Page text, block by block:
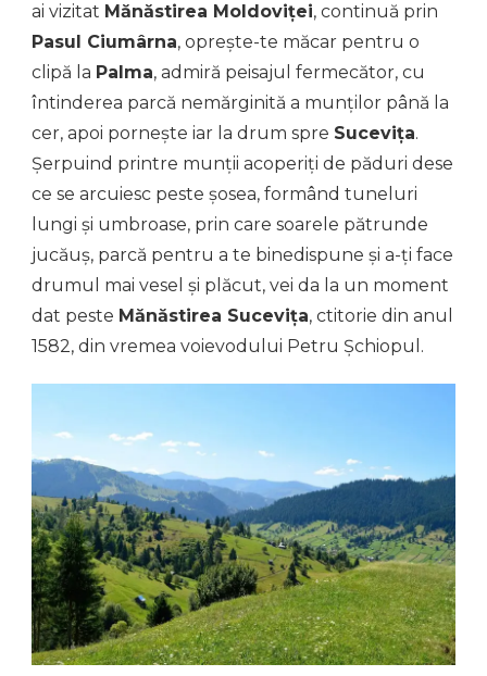
ai vizitat Mănăstirea Moldoviței, continuă prin
Pasul Ciumârna, oprește-te măcar pentru o
clipă la Palma, admiră peisajul fermecător, cu
întinderea parcă nemărginită a munților până la
cer, apoi pornește iar la drum spre Sucevița.
Șerpuind printre munții acoperiți de păduri dese
ce se arcuiesc peste șosea, formând tuneluri
lungi și umbroase, prin care soarele pătrunde
jucăuș, parcă pentru a te binedispune și a-ți face
drumul mai vesel și plăcut, vei da la un moment
dat peste Mănăstirea Sucevița, ctitorie din anul
1582, din vremea voievodului Petru Șchiopul.